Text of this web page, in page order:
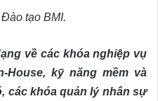
tạo BMI.
về các khóa nghiệp vụ
House, kỹ năng mềm và
các khóa quản lý nhân sự